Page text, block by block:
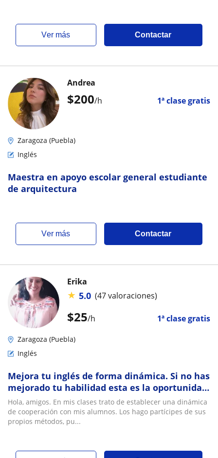
ver más Contactar
$200/h 1ª clase gratis
Andrea
Zaragoza (Puebla)
Inglés
Maestra en apoyo escolar general estudiante
de arquitectura
ver más Contactar
$25/h 1ª clase gratis
Erika
★ 5.0 (47 valoraciones)
Zaragoza (Puebla)
Inglés
Mejora tu inglés de forma dinámica. Si no has
mejorado tu habilidad esta es la oportunidad
perfecta
Hola, amigos. En mis clases trato de establecer una dinámica
de cooperación con mis alumnos. Los hago partícipes de sus
propios métodos, pu...